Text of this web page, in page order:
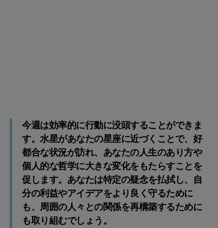
今週は効率的に行動に没頭することができま
す。水星があなたの星座に近づくことで、好
都合な状況が訪れ、あなたの人生のあり方や
個人的な哲学に大きな変化をもたらすことを
促します。あなたは特定の疑念を払拭し、自
分の利益やアイデアをより良く守るために
も、周囲の人々との関係を再構築するために
も取り組むでしょう。